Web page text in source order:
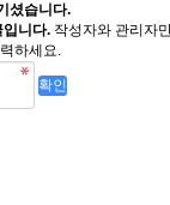
셨습니다.
입니다. 작성자와 관리자
하세요.